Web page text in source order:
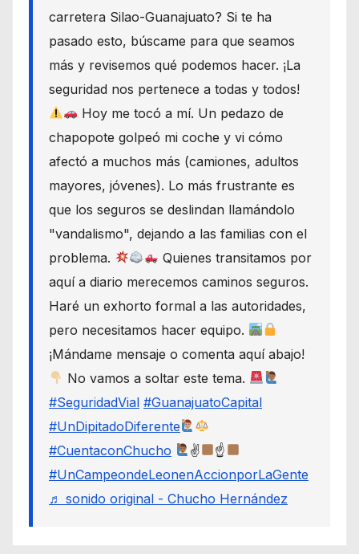
carretera Silao-Guanajuato? Si te ha
pasado esto, búscame para que seamos
más y revisemos qué podemos hacer. ¡La
seguridad nos pertenece a todas y todos!
Hoy me tocó a mí. Un pedazo de
chapopote golpeó mi coche y vi cómo
afectó a muchos más (camiones, adultos
mayores, jóvenes). Lo más frustrante es
que los seguros se deslindan llamándolo
"vandalismo", dejando a las familias con el
problema.
Quienes transitamos por
aquí a diario merecemos caminos seguros.
Haré un exhorto formal a las autoridades,
pero necesitamos hacer equipo.
¡Mándame mensaje o comenta aquí abajo!
No vamos a soltar este tema.
#SeguridadVial #GuanajuatoCapital
#UnDipitadoDiferente
#CuentaconChucho
✌
☝
#UnCampeondeLeonenAccionporLaGente
♬ sonido original - Chucho Hernández